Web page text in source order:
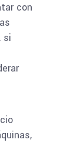
con
si